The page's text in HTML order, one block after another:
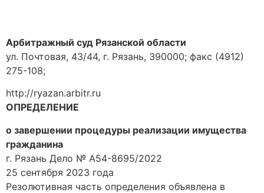
Арбитражный суд Рязанской области
ул. Почтовая, 43/44, г. Рязань, 390000; факс (4912)
275-108;
http://ryazan.arbitr.ru
ОПРЕДЕЛЕНИЕ
о завершении процедуры реализации имущества
гражданина
г. Рязань Дело № А54-8695/2022
25 сентября 2023 года
Резолютивная часть определения объявлена в